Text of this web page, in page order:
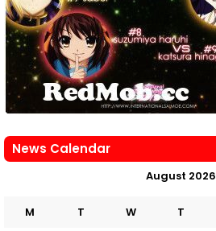
News Calendar
August 2026
M T W T